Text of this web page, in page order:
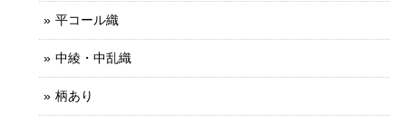
平コール織
中綾・中乱織
柄あり